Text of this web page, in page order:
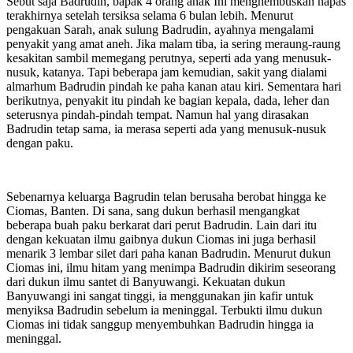
terakhirnya setelah tersiksa selama 6 bulan lebih. Menurut
pengakuan Sarah, anak sulung Badrudin, ayahnya mengalami
penyakit yang amat aneh. Jika malam tiba, ia sering meraung-raung
kesakitan sambil memegang perutnya, seperti ada yang menusuk-
nusuk, katanya. Tapi beberapa jam kemudian, sakit yang dialami
almarhum Badrudin pindah ke paha kanan atau kiri. Sementara hari
berikutnya, penyakit itu pindah ke bagian kepala, dada, leher dan
seterusnya pindah-pindah tempat. Namun hal yang dirasakan
Badrudin tetap sama, ia merasa seperti ada yang menusuk-nusuk
dengan paku.
Sebenarnya keluarga Bagrudin telan berusaha berobat hingga ke
Ciomas, Banten. Di sana, sang dukun berhasil mengangkat
beberapa buah paku berkarat dari perut Badrudin. Lain dari itu
dengan kekuatan ilmu gaibnya dukun Ciomas ini juga berhasil
menarik 3 lembar silet dari paha kanan Badrudin. Menurut dukun
Ciomas ini, ilmu hitam yang menimpa Badrudin dikirim seseorang
dari dukun ilmu santet di Banyuwangi. Kekuatan dukun
Banyuwangi ini sangat tinggi, ia menggunakan jin kafir untuk
menyiksa Badrudin sebelum ia meninggal. Terbukti ilmu dukun
Ciomas ini tidak sanggup menyembuhkan Badrudin hingga ia
meninggal.